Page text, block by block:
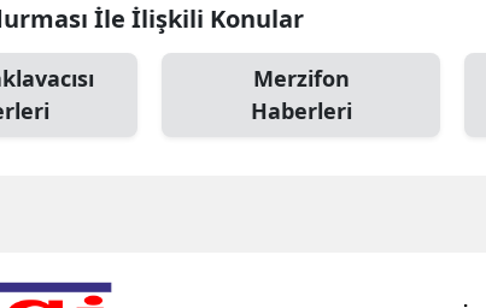
İle İlişkili Konular
Merzifon
Haberleri